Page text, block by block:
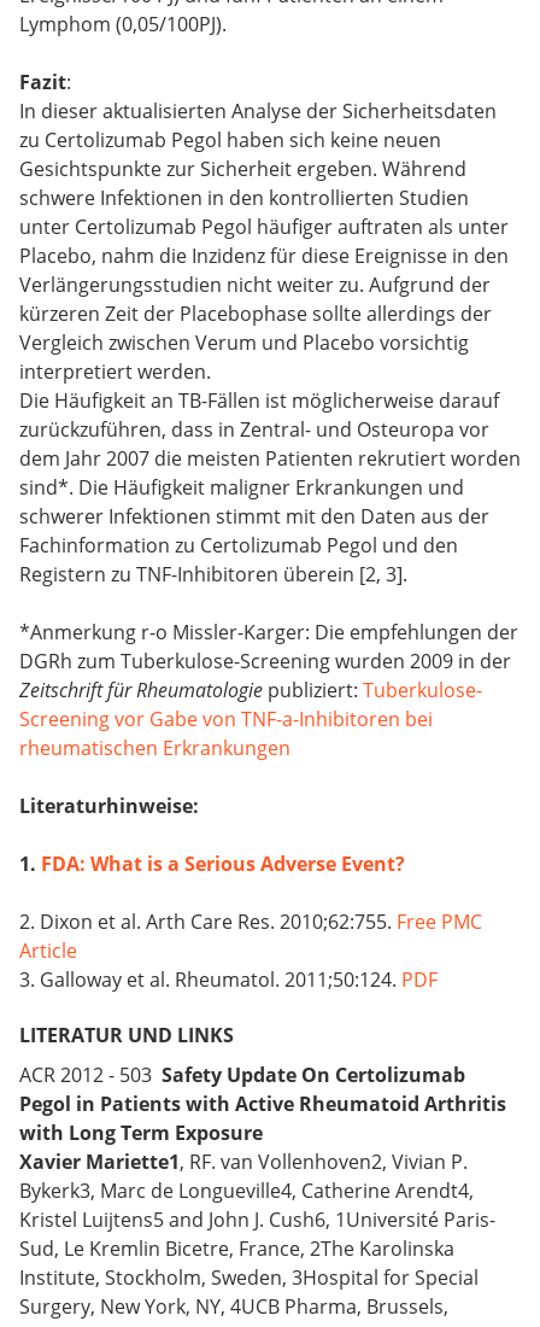
Lymphom (0,05/100PJ).
Fazit:
In dieser aktualisierten Analyse der Sicherheitsdaten
zu Certolizumab Pegol haben sich keine neuen
Gesichtspunkte zur Sicherheit ergeben. Während
schwere Infektionen in den kontrollierten Studien
unter Certolizumab Pegol häufiger auftraten als unter
Placebo, nahm die Inzidenz für diese Ereignisse in den
Verlängerungsstudien nicht weiter zu. Aufgrund der
kürzeren Zeit der Placebophase sollte allerdings der
Vergleich zwischen Verum und Placebo vorsichtig
interpretiert werden.
Die Häufigkeit an TB-Fällen ist möglicherweise darauf
zurückzuführen, dass in Zentral- und Osteuropa vor
dem Jahr 2007 die meisten Patienten rekrutiert worden
sind*. Die Häufigkeit maligner Erkrankungen und
schwerer Infektionen stimmt mit den Daten aus der
Fachinformation zu Certolizumab Pegol und den
Registern zu TNF-Inhibitoren überein [2, 3].
*Anmerkung r-o Missler-Karger: Die empfehlungen der
DGRh zum Tuberkulose-Screening wurden 2009 in der
Zeitschrift für Rheumatologie publiziert: Tuberkulose-
Screening vor Gabe von TNF-a-Inhibitoren bei
rheumatischen Erkrankungen
Literaturhinweise:
1. FDA: What is a Serious Adverse Event?
2. Dixon et al. Arth Care Res. 2010;62:755. Free PMC
Article
3. Galloway et al. Rheumatol. 2011;50:124. PDF
LITERATUR UND LINKS
ACR 2012 - 503 Safety Update On Certolizumab
Pegol in Patients with Active Rheumatoid Arthritis
with Long Term Exposure
Xavier Mariette1, RF. van Vollenhoven2, Vivian P.
Bykerk3, Marc de Longueville4, Catherine Arendt4,
Kristel Luijtens5 and John J. Cush6, 1Université Paris-
Sud, Le Kremlin Bicetre, France, 2The Karolinska
Institute, Stockholm, Sweden, 3Hospital for Special
Surgery, New York, NY, 4UCB Pharma, Brussels,